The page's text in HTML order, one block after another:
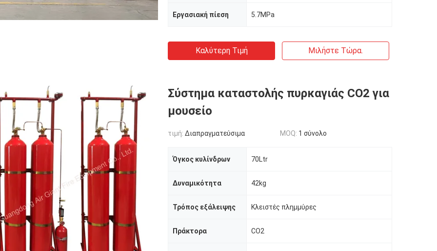
Εργασιακή πίεση 5.7MPa
Καλύτερη Τιμή Μιλήστε Τώρα.
Σύστημα καταστολής πυρκαγιάς CO2 για
μουσείο
τιμή: Διαπραγματεύσιμα MOQ: 1 σύνολο
Όγκος κυλίνδρων 70Ltr
Δυναμικότητα 42kg
Τρόπος εξάλειψης Κλειστές πλημμύρες
Πράκτορα CO2